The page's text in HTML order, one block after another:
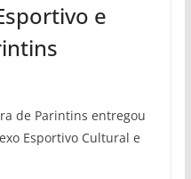
e
de Parintins entregou
Esportivo Cultural e